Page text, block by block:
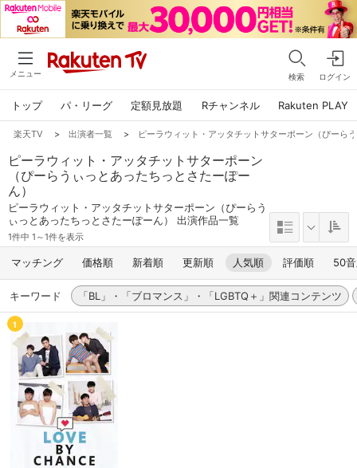
メニュー 検索 ログイン
トップ パ・リーグ 定額見放題 Rチャンネル Rakuten PLAY
楽天TV > 出演者一覧 > ピーラウィット・アッタチットサターポーン（ぴーら
ピーラウィット・アッタチットサターポーン
（ぴーらうぃっとあったちっとさたーぽー
ん）
ピーラウィット・アッタチットサターポーン（ぴーらう
ぃっとあったちっとさたーぽーん） 出演作品一覧
1件中 1～1件を表示
マッチング 価格順 新着順 更新順 人気順 評価順 50
キーワード 「BL」・「ブロマンス」・「LGBTQ＋」関連コンテンツ
1